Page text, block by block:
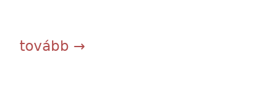
tovább →